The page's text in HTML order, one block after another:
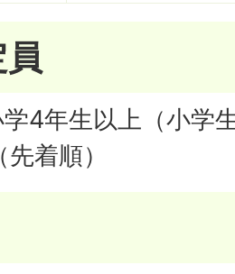
4年生以上（小学
着順）